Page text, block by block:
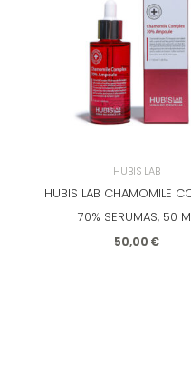
HUBIS LAB
HUBIS LAB CHAMOMILE
70% SERUMAS, 50
50,00 €